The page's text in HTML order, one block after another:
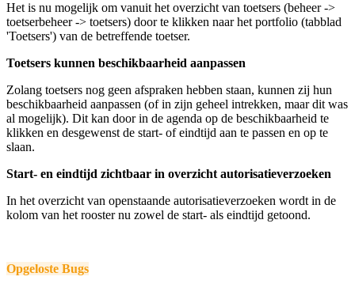
Het is nu mogelijk om vanuit het overzicht van toetsers (beheer ->
toetserbeheer -> toetsers) door te klikken naar het portfolio (tabblad
'Toetsers') van de betreffende toetser.
Toetsers kunnen beschikbaarheid aanpassen
Zolang toetsers nog geen afspraken hebben staan, kunnen zij hun
beschikbaarheid aanpassen (of in zijn geheel intrekken, maar dit was
al mogelijk). Dit kan door in de agenda op de beschikbaarheid te
klikken en desgewenst de start- of eindtijd aan te passen en op te
slaan.
Start- en eindtijd zichtbaar in overzicht autorisatieverzoeken
In het overzicht van openstaande autorisatieverzoeken wordt in de
kolom van het rooster nu zowel de start- als eindtijd getoond.
Opgeloste Bugs